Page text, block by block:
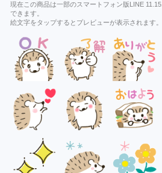
現在この商品は一部のスマートフォン版LINE
できます。
絵文字をタップするとプレビューが表示されます。